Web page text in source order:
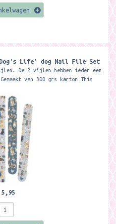
Life' dog Nail File Set
De 2 vijlen hebben ieder een
van 300 grs karton This